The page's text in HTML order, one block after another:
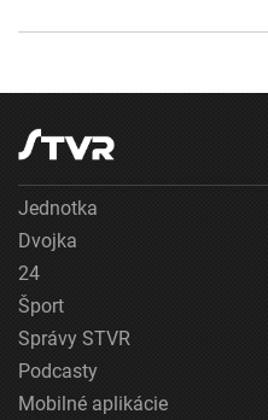
Jednotka
Dvojka
24
Šport
Správy STVR
Podcasty
Mobilné aplikácie